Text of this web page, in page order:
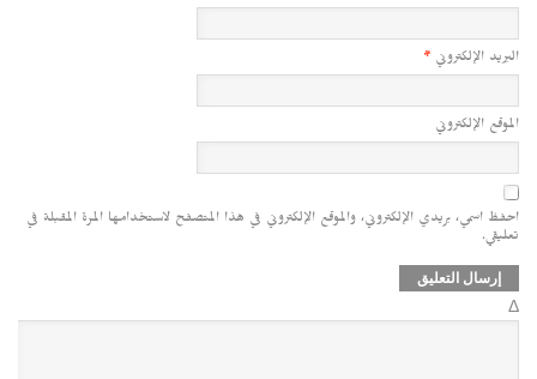
البريد الإلكتروني *
الموقع الإلكتروني
احفظ اسمي، بريدي الإلكتروني، والموقع الإلكتروني في هذا المتصفح لاستخدامها المرة المقبلة في
تعليقي.
Δ